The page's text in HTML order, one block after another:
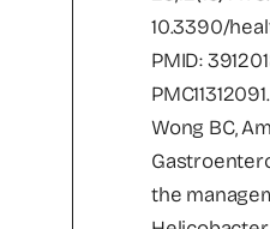
10.3390/
PMID:
Wong BC,
the